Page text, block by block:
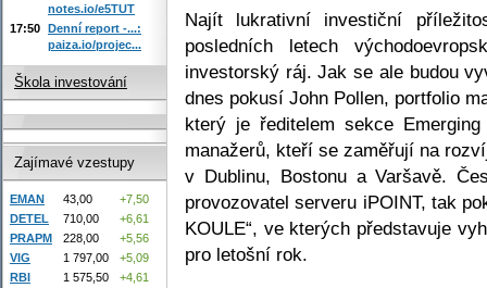
Najít lukrativní investiční
posledních letech
investorský ráj. Jak se ale budou
dnes pokusí John Pollen, portfolio
který je ředitelem sekce
manažerů, kteří se zaměřují na
v Dublinu, Bostonu a Varšavě.
provozovatel serveru iPOINT, tak
KOULE“, ve kterých představuje
pro letošní rok.
notes.io/e5TUT
17:50 Denní report -...:
paiza.io/projec...
Škola investování
Zajímavé vzestupy
EMAN 43,00
+7,50
DETEL
710,00
+6,61
PRAPM
228,00
+5,56
VIG
1 797,00
+5,09
RBI
1 575,50 +4,61